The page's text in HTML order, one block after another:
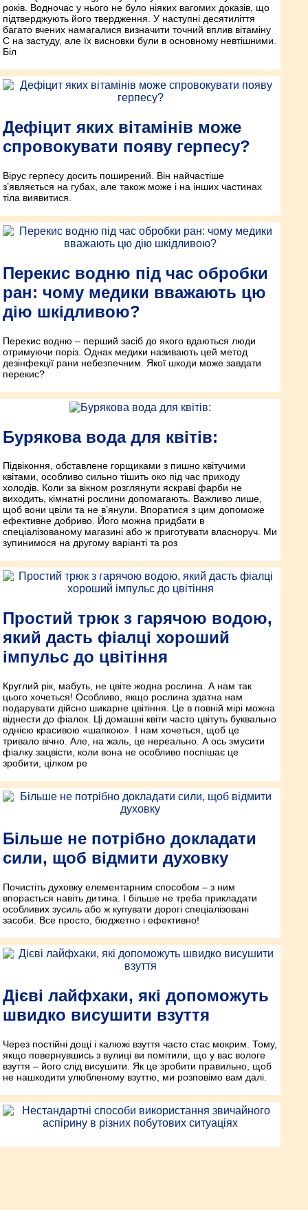
років. Водночас у нього не було ніяких вагомих доказів, що
підтверджують його твердження. У наступні десятиліття
багато вчених намагалися визначити точний вплив вітаміну
C на застуду, але їх висновки були в основному невтішними.
Біл
Дефіцит яких вітамінів може
спровокувати появу герпесу?
Вірус герпесу досить поширений. Він найчастіше
з’являється на губах, але також може і на інших частинах
тіла виявитися.
Перекис водню під час обробки
ран: чому медики вважають цю
дію шкідливою?
Перекис водню – перший засіб до якого вдаються люди
отримуючи поріз. Однак медики називають цей метод
дезінфекції рани небезпечним. Якої шкоди може завдати
перекис?
Бурякова вода для квітів:
Підвіконня, обставлене горщиками з пишно квітучими
квітами, особливо сильно тішить око під час приходу
холодів. Коли за вікном розглянути яскраві фарби не
виходить, кімнатні рослини допомагають. Важливо лише,
щоб вони цвіли та не в’янули. Впоратися з цим допоможе
ефективне добриво. Його можна придбати в
спеціалізованому магазині або ж приготувати власноруч. Ми
зупинимося на другому варіанті та роз
Простий трюк з гарячою водою,
який дасть фіалці хороший
імпульс до цвітіння
Круглий рік, мабуть, не цвіте жодна рослина. А нам так
цього хочеться! Особливо, якщо рослина здатна нам
подарувати дійсно шикарне цвітіння. Це в повній мірі можна
віднести до фіалок. Ці домашні квіти часто цвітуть буквально
однією красивою «шапкою». І нам хочеться, щоб це
тривало вічно. Але, на жаль, це нереально. А ось змусити
фіалку зацвісти, коли вона не особливо поспішає це
зробити, цілком ре
Більше не потрібно докладати
сили, щоб відмити духовку
Почистіть духовку елементарним способом – з ним
впорається навіть дитина. І більше не треба прикладати
особливих зусиль або ж купувати дорогі спеціалізовані
засоби. Все просто, бюджетно і ефективно!
Дієві лайфхаки, які допоможуть
швидко висушити взуття
Через постійні дощі і калюжі взуття часто стає мокрим. Тому,
якщо повернувшись з вулиці ви помітили, що у вас вологе
взуття – його слід висушити. Як це зробити правильно, щоб
не нашкодити улюбленому взуттю, ми розповімо вам далі.
Нестандартні способи